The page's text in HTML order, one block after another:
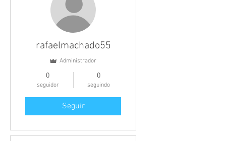
rafaelmachado55
Administrador
0
seguidor
0
seguindo
Seguir